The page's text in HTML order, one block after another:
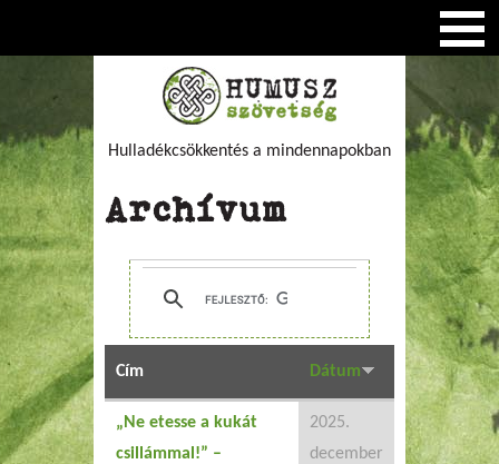
Hulladékcsökkentés a mindennapokban
Archívum
Cím Dátum
„Ne etesse a kukát
csillámmal!” –
2025.
december